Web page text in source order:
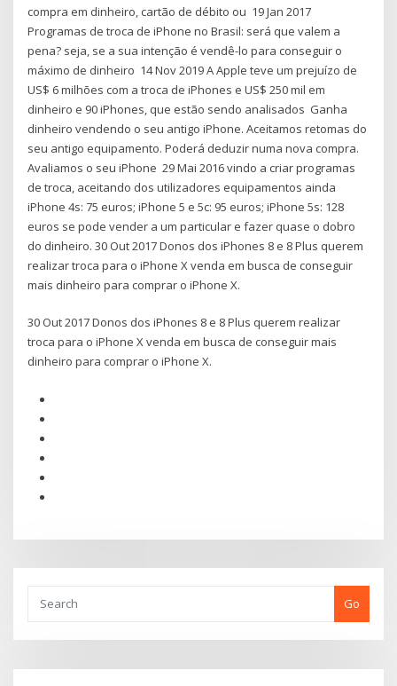
compra em dinheiro, cartão de débito ou 19 Jan 2017
Programas de troca de iPhone no Brasil: será que valem a
pena? seja, se a sua intenção é vendê-lo para conseguir o
máximo de dinheiro 14 Nov 2019 A Apple teve um prejuízo de
US$ 6 milhões com a troca de iPhones e US$ 250 mil em
dinheiro e 90 iPhones, que estão sendo analisados Ganha
dinheiro vendendo o seu antigo iPhone. Aceitamos retomas do
seu antigo equipamento. Poderá deduzir numa nova compra.
Avaliamos o seu iPhone 29 Mai 2016 vindo a criar programas
de troca, aceitando dos utilizadores equipamentos ainda
iPhone 4s: 75 euros; iPhone 5 e 5c: 95 euros; iPhone 5s: 128
euros se pode vender a um particular e fazer quase o dobro
do dinheiro. 30 Out 2017 Donos dos iPhones 8 e 8 Plus querem
realizar troca para o iPhone X venda em busca de conseguir
mais dinheiro para comprar o iPhone X.
30 Out 2017 Donos dos iPhones 8 e 8 Plus querem realizar
troca para o iPhone X venda em busca de conseguir mais
dinheiro para comprar o iPhone X.
Go